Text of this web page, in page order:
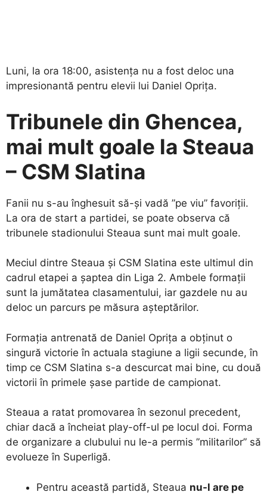
Luni, la ora 18:00, asistența nu a fost deloc una
impresionantă pentru elevii lui Daniel Oprița.
Tribunele din Ghencea,
mai mult goale la Steaua
– CSM Slatina
Fanii nu s-au înghesuit să-și vadă ”pe viu” favoriții.
La ora de start a partidei, se poate observa că
tribunele stadionului Steaua sunt mai mult goale.
Meciul dintre Steaua și CSM Slatina este ultimul din
cadrul etapei a șaptea din Liga 2. Ambele formații
sunt la jumătatea clasamentului, iar gazdele nu au
deloc un parcurs pe măsura așteptărilor.
Formația antrenată de Daniel Oprița a obținut o
singură victorie în actuala stagiune a ligii secunde, în
timp ce CSM Slatina s-a descurcat mai bine, cu două
victorii în primele șase partide de campionat.
Steaua a ratat promovarea în sezonul precedent,
chiar dacă a încheiat play-off-ul pe locul doi. Forma
de organizare a clubului nu le-a permis ”militarilor” să
evolueze în Superligă.
Pentru această partidă, Steaua nu-l are pe